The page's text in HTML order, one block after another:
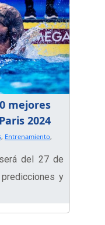
mejores
2024
, Entrenamiento,
del 27 de
y